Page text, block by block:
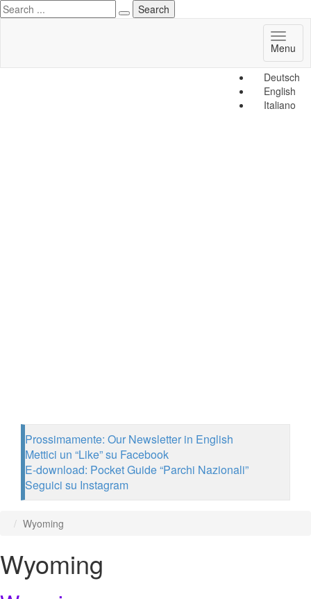
Deutsch
English
Italiano
Menu
Prossimamente: Our Newsletter in English
Mettici un “Like” su Facebook
E-download: Pocket Guide “Parchi Nazionali”
Seguici su Instagram
Wyoming
Wyoming